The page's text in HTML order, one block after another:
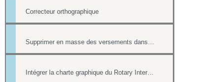
Correcteur orthographique